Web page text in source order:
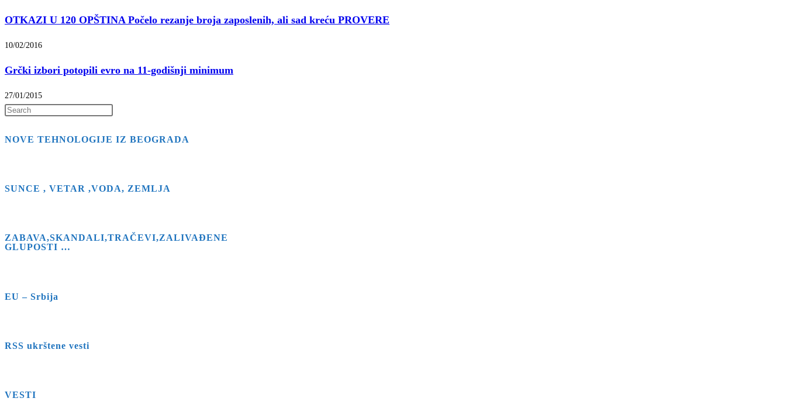
OTKAZI U 120 OPŠTINA Počelo rezanje broja zaposlenih, ali sad kreću PROVERE
10/02/2016
Grčki izbori potopili evro na 11-godišnji minimum
27/01/2015
to
NOVE TEHNOLOGIJE IZ BEOGRADA
SUNCE , VETAR ,VODA, ZEMLJA
ZABAVA,SKANDALI,TRAČEVI,ZALIVAĐENE
GLUPOSTI …
EU – Srbija
RSS ukrštene vesti
VESTI